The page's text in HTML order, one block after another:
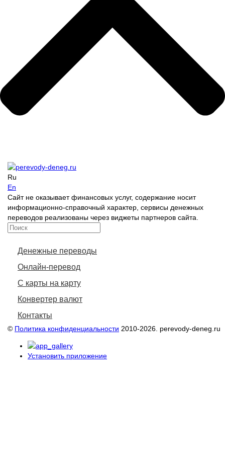
Ru
En
Сайт не оказывает финансовых услуг, содержание носит
информационно-справочный характер, сервисы денежных
переводов реализованы через виджеты партнеров сайта.
Денежные переводы
Онлайн-перевод
С карты на карту
Конвертер валют
Контакты
© Политика конфиденциальности 2010-2026. perevody-deneg.ru
Установить приложение